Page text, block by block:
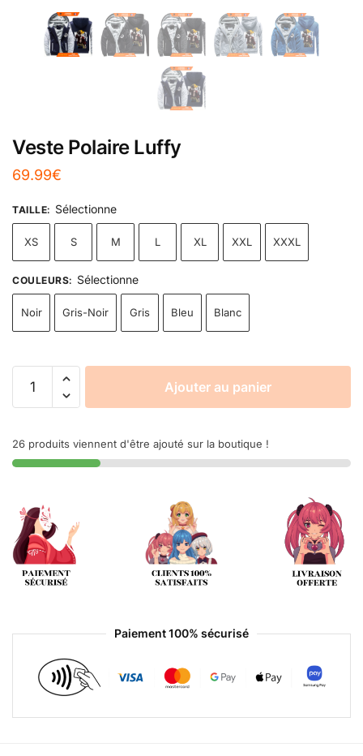
Veste Polaire Luffy
69.99€
TAILLE: Sélectionne
XS S M L XL XXL XXXL
COULEURS: Sélectionne
Noir Gris-Noir Gris Bleu Blanc
Ajouter au panier
26 produits viennent d'être ajouté sur la boutique !
Paiement 100% sécurisé